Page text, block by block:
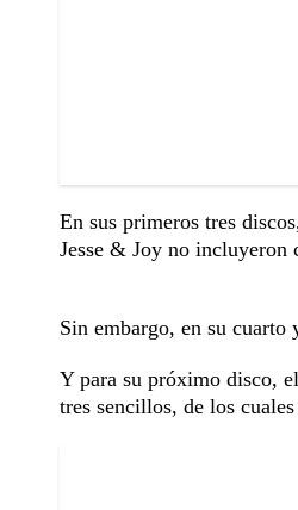
En sus primeros tres
Jesse & Joy no incluyeron
Sin embargo, en su cuarto
Y para su próximo disco,
tres sencillos, de los